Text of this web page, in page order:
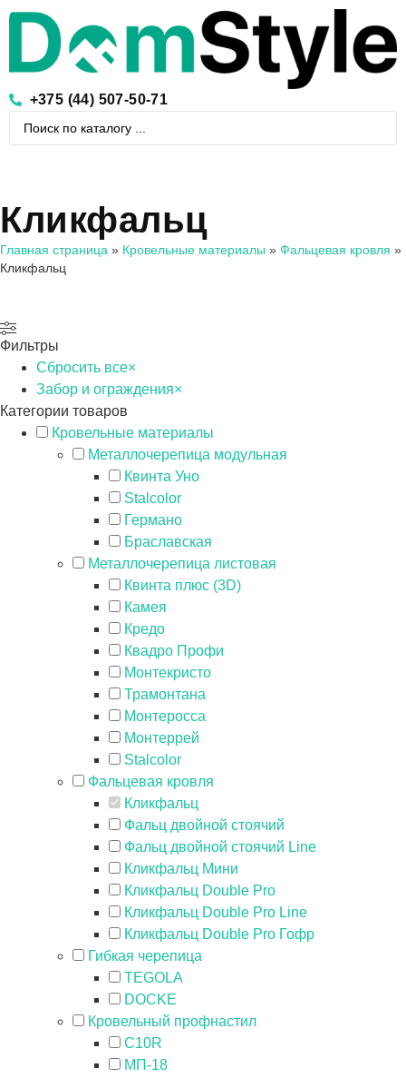
+375 (44) 507-50-71
Кликфальц
Главная страница » Кровельные материалы » Фальцевая кровля »
Кликфальц
Фильтры
Сбросить все×
Забор и ограждения×
Категории товаров
Кровельные материалы
Металлочерепица модульная
Квинта Уно
Stalcolor
Германо
Браславская
Металлочерепица листовая
Квинта плюс (3D)
Камея
Кредо
Квадро Профи
Монтекристо
Трамонтана
Монтеросса
Монтеррей
Stalcolor
Фальцевая кровля
Кликфальц
Фальц двойной стоячий
Фальц двойной стоячий Line
Кликфальц Мини
Кликфальц Double Pro
Кликфальц Double Pro Line
Кликфальц Double Pro Гофр
Гибкая черепица
TEGOLA
DOCKE
Кровельный профнастил
C10R
МП-18